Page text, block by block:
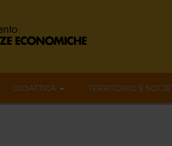
DIDATTICA TERRITORIO E